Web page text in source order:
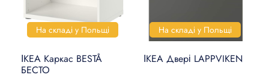
На складі у Польщі
ІКЕА Каркас BESTÅ
БЕСТО
На складі у Польщі
ІКЕА Двері LAPPVIKEN